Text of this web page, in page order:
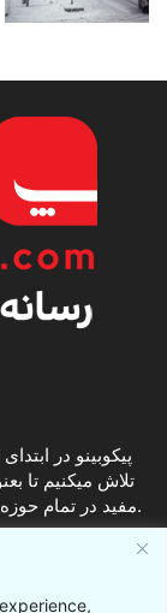
تلاش میکنیم تا
مفید در تمام حوزه‌ها را به اطلاع جامعه فارسی‌زبان کانادا برسانیم.